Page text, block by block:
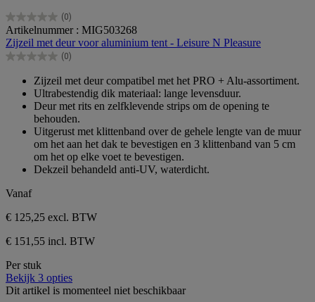
(0)
0.0
van
de
5
Artikelnummer : MIG503268
Zijzeil met deur voor aluminium tent - Leisure N Pleasure
(0)
0.0
sterren.
Zijzeil met deur compatibel met het PRO + Alu-assortiment.
Ultrabestendig dik materiaal: lange levensduur.
Deur met rits en zelfklevende strips om de opening te
behouden.
Uitgerust met klittenband over de gehele lengte van de muur
om het aan het dak te bevestigen en 3 klittenband van 5 cm
om het op elke voet te bevestigen.
Dekzeil behandeld anti-UV, waterdicht.
Vanaf
€ 125,25 excl. BTW
€ 151,55 incl. BTW
Per stuk
Bekijk 3 opties
Dit artikel is momenteel niet beschikbaar